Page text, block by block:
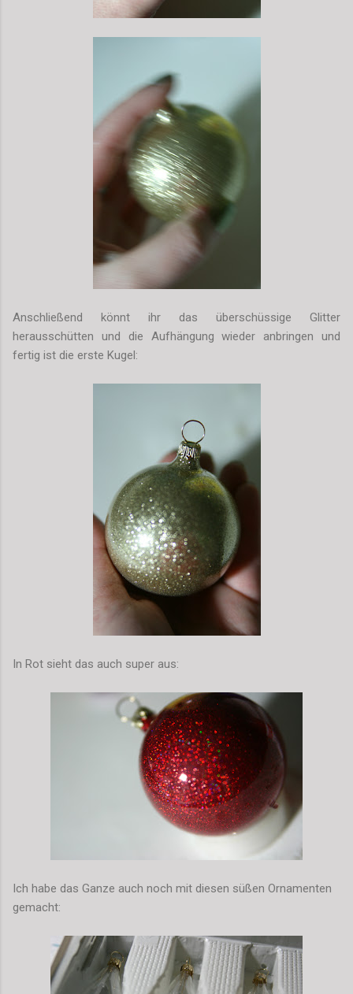
Anschließend könnt ihr das überschüssige Glitter
herausschütten und die Aufhängung wieder anbringen und
fertig ist die erste Kugel:
In Rot sieht das auch super aus:
Ich habe das Ganze auch noch mit diesen süßen Ornamenten
gemacht: